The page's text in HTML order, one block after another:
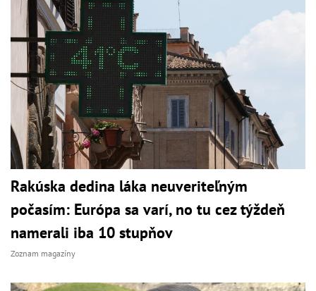
Rakúska dedina láka neuveriteľným
počasím: Európa sa varí, no tu cez týždeň
namerali iba 10 stupňov
Zoznam magazíny